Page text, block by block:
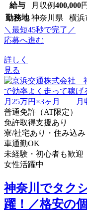
給与 月収例400,000円
勤務地 神奈川県 横浜
＼最短45秒で完了／
応募へ進む
詳しく
見る
普通免許（AT限定）
免許取得支援あり
寮/社宅あり・住み込み
車通勤OK
未経験・初心者も歓迎
女性活躍中
神奈川でタク
躍！／格安の